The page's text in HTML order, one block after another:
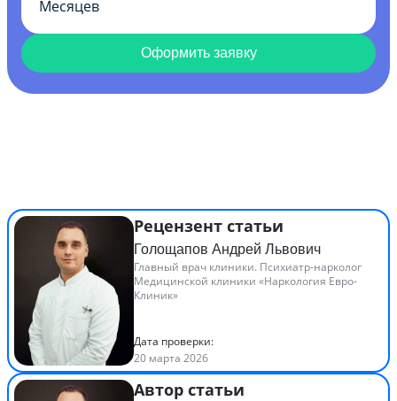
Месяцев
Оформить заявку
Рецензент статьи
Голощапов Андрей Львович
Главный врач клиники. Психиатр-нарколог
Медицинской клиники «Наркология Евро-
Клиник»
Дата проверки:
20 марта 2026
Автор статьи